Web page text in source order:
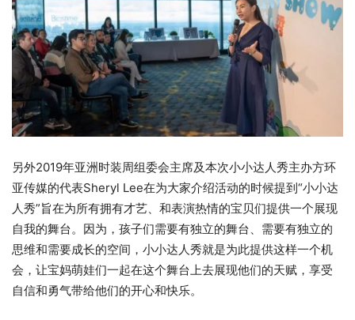
另外2019年亚洲时装周组委会主席及本次小小达人秀主办方环
亚传媒的代表Sheryl Lee在为大家介绍活动的时候提到“小小达
人秀”旨在为所有拥有才艺、和表演热情的宝贝们提供一个展现
自我的舞台。因为，孩子们需要有独立的舞台、需要有独立的
思维和需要成长的空间，小小达人秀就是为此提供这样一个机
会，让宝妈萌娃们一起在这个舞台上去展现他们的天赋，享受
自信和勇气带给他们的开心和快乐。